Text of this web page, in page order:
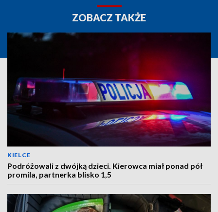
ZOBACZ TAKŻE
KIELCE
Podróżowali z dwójką dzieci. Kierowca miał ponad pół
promila, partnerka blisko 1,5